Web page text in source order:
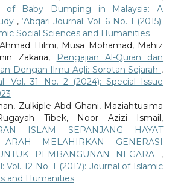
of Baby Dumping in Malaysia: A
, ‘Abqari Journal: Vol. 6 No. 1 (2015):
Social Sciences and Humanities
Hilmi, Musa Mohamad, Mahiz
Zakaria,
Pengajian Al-Quran dan
Dengan Ilmu Aqli: Sorotan Sejarah ,
Vol. 31 No. 2 (2024): Special Issue
Zulkiple Abd Ghani, Maziahtusima
Tibek, Noor Azizi Ismail,
ISLAM SEPANJANG HAYAT
MELAHIRKAN GENERASI
PEMBANGUNAN NEGARA ,
Vol. 12 No. 1 (2017): Journal of Islamic
and Humanities